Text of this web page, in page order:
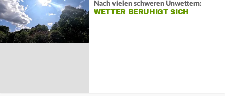
Nach vielen schweren Unwettern:
WETTER BERUHIGT SICH